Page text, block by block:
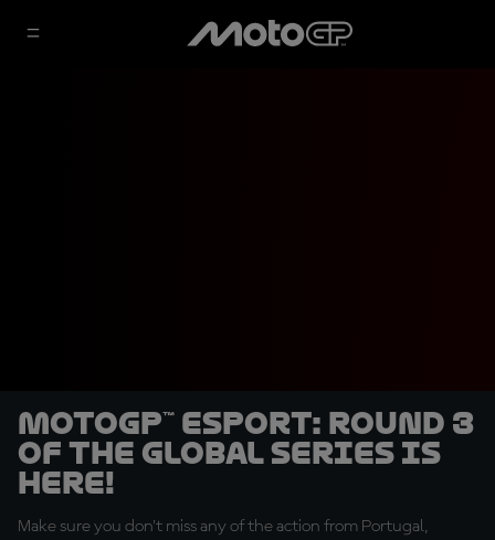
MotoGP™ eSport: Round 3
of the Global Series is
here!
Make sure you don't miss any of the action from Portugal,